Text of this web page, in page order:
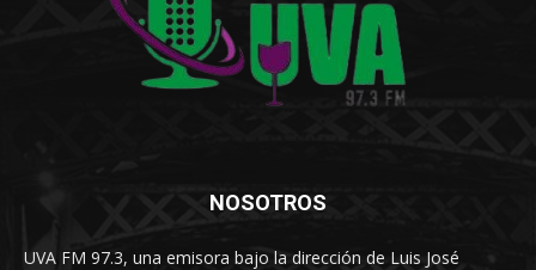
NOSOTROS
UVA FM 97.3, una emisora bajo la dirección de Luis José